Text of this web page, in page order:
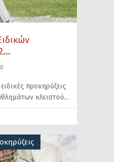
προκηρύξεις
κλειστού